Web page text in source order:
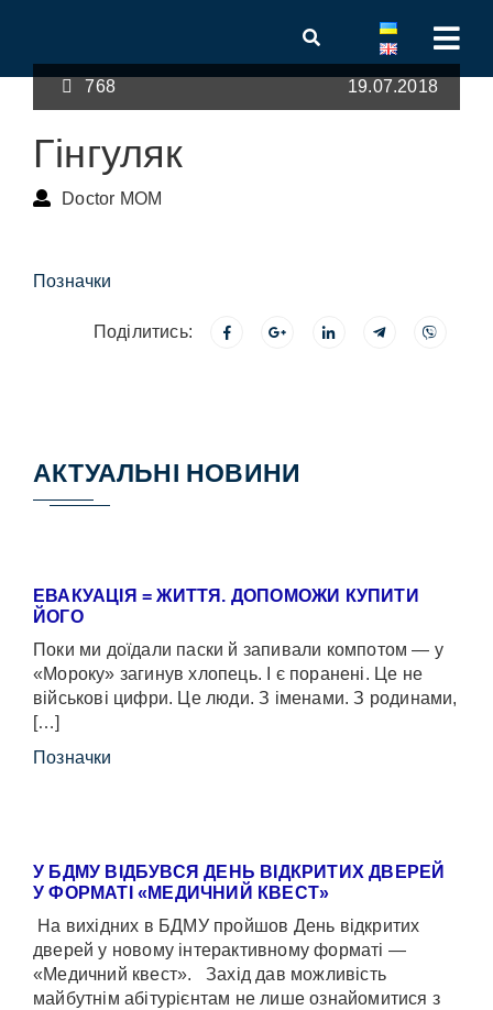
768 19.07.2018
Гінгуляк
Doctor MOM
Позначки
Поділитись:
АКТУАЛЬНІ НОВИНИ
ЕВАКУАЦІЯ = ЖИТТЯ. ДОПОМОЖИ КУПИТИ
ЙОГО
Поки ми доїдали паски й запивали компотом — у
«Мороку» загинув хлопець. І є поранені. Це не
військові цифри. Це люди. З іменами. З родинами,
[…]
Позначки
У БДМУ ВІДБУВСЯ ДЕНЬ ВІДКРИТИХ ДВЕРЕЙ
У ФОРМАТІ «МЕДИЧНИЙ КВЕСТ»
На вихідних в БДМУ пройшов День відкритих
дверей у новому інтерактивному форматі —
«Медичний квест». Захід дав можливість
майбутнім абітурієнтам не лише ознайомитися з